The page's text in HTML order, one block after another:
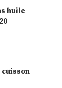
huile